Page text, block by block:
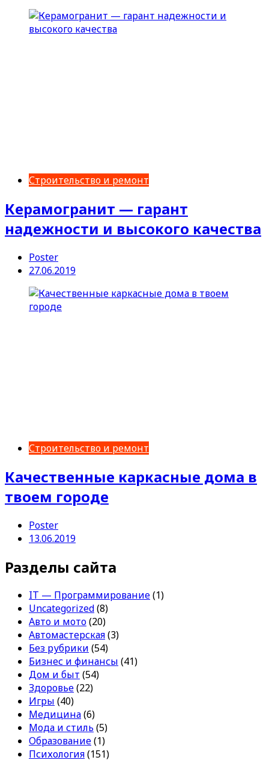
Строительство и ремонт
Керамогранит — гарант
надежности и высокого качества
Poster
27.06.2019
Строительство и ремонт
Качественные каркасные дома в
твоем городе
Poster
13.06.2019
Разделы сайта
IT — Программирование(1)
Uncategorized(8)
Авто и мото(20)
Автомастерская(3)
Без рубрики (54)
Бизнес и финансы (41)
Дом и быт (54)
Здоровье(22)
Игры (40)
Медицина(6)
Мода и стиль (5)
Образование(1)
Психология(151)